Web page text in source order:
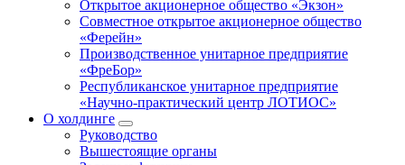
Открытое акционерное общество «Экзон»
Совместное открытое акционерное общество
«Ферейн»
Производственное унитарное предприятие
«ФреБор»
Республиканское унитарное предприятие
«Научно-практический центр ЛОТИОС»
О холдинге
Руководство
Вышестоящие органы